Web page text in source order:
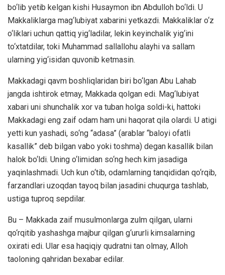
bo‘lib yetib kelgan kishi Husaymon ibn Abdulloh bo‘ldi. U
Makkaliklarga mag‘lubiyat xabarini yetkazdi. Makkaliklar o‘z
o‘liklari uchun qattiq yig‘ladilar, lekin keyinchalik yig‘ini
to‘xtatdilar, toki Muhammad sallallohu alayhi va sallam
ularning yig‘isidan quvonib ketmasin.
Makkadagi qavm boshliqlaridan biri bo‘lgan Abu Lahab
jangda ishtirok etmay, Makkada qolgan edi. Mag‘lubiyat
xabari uni shunchalik xor va tuban holga soldi-ki, hattoki
Makkadagi eng zaif odam ham uni haqorat qila olardi. U atigi
yetti kun yashadi, so‘ng “adasa” (arablar “baloyi ofatli
kasallik” deb bilgan vabo yoki toshma) degan kasallik bilan
halok bo‘ldi. Uning o‘limidan so‘ng hech kim jasadiga
yaqinlashmadi. Uch kun o‘tib, odamlarning tanqididan qo‘rqib,
farzandlari uzoqdan tayoq bilan jasadini chuqurga tashlab,
ustiga tuproq sepdilar.
Bu – Makkada zaif musulmonlarga zulm qilgan, ularni
qo‘rqitib yashashga majbur qilgan g‘ururli kimsalarning
oxirati edi. Ular esa haqiqiy qudratni tan olmay, Alloh
taoloning qahridan bexabar edilar.